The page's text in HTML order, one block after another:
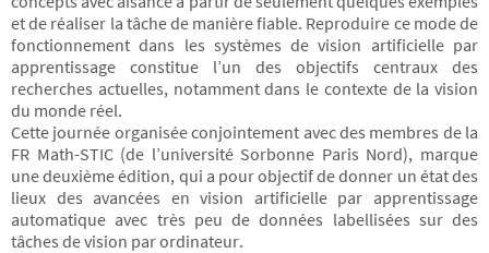
et de réaliser la tâche de manière fiable. Reproduire ce mode de
fonctionnement dans les systèmes de vision artificielle par
apprentissage constitue l’un des objectifs centraux des
recherches actuelles, notamment dans le contexte de la vision
du monde réel.
Cette journée organisée conjointement avec des membres de la
FR Math-STIC (de l’université Sorbonne Paris Nord), marque
une deuxième édition, qui a pour objectif de donner un état des
lieux des avancées en vision artificielle par apprentissage
automatique avec très peu de données labellisées sur des
tâches de vision par ordinateur.